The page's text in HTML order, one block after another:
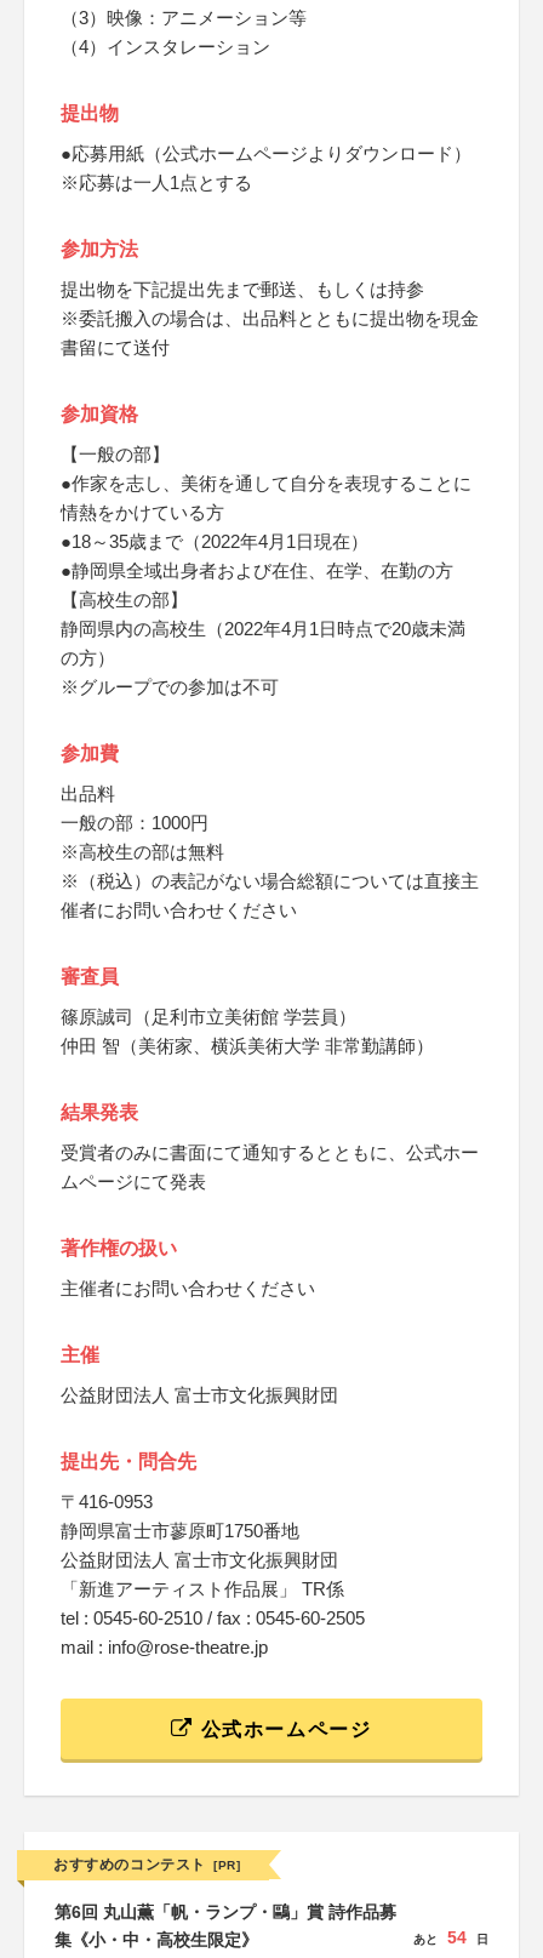
（3）映像：アニメーション等
（4）インスタレーション
提出物
●応募用紙（公式ホームページよりダウンロード）
※応募は一人1点とする
参加方法
提出物を下記提出先まで郵送、もしくは持参
※委託搬入の場合は、出品料とともに提出物を現金
書留にて送付
参加資格
【一般の部】
●作家を志し、美術を通して自分を表現することに
情熱をかけている方
●18～35歳まで（2022年4月1日現在）
●静岡県全域出身者および在住、在学、在勤の方
【高校生の部】
静岡県内の高校生（2022年4月1日時点で20歳未満
の方）
※グループでの参加は不可
参加費
出品料
一般の部：1000円
※高校生の部は無料
※（税込）の表記がない場合総額については直接主
催者にお問い合わせください
審査員
篠原誠司（足利市立美術館 学芸員）
仲田 智（美術家、横浜美術大学 非常勤講師）
結果発表
受賞者のみに書面にて通知するとともに、公式ホー
ムページにて発表
著作権の扱い
主催者にお問い合わせください
主催
公益財団法人 富士市文化振興財団
提出先・問合先
〒416-0953
静岡県富士市蓼原町1750番地
公益財団法人 富士市文化振興財団
「新進アーティスト作品展」 TR係
tel : 0545-60-2510 / fax : 0545-60-2505
mail : info@rose-theatre.jp
公式ホームページ
おすすめのコンテスト [PR]
第6回 丸山薫「帆・ランプ・鷗」賞 詩作品募
集《小・中・高校生限定》
あと 54 日